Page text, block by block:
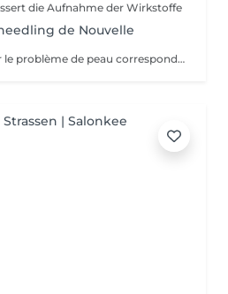
die Aufnahme der Wirkstoffe
de Nouvelle
Traitement intensif axé sur le problème de peau correspondant. Domaines d'application : Rides/anti-âge, peau très sèche ou très grasse, cicatrices (d'acné), troubles de la pigmentation, etc. Il est recommandé d'effectuer au moins 4 traitements à 2-3 semaines d'intervalle pour obtenir de très bons résultats. Le Post-Needling kit est indispensable pour obtenir les meilleurs résultats. Veuillez réserver le traitement de découverte si vous êtes un nouveau client. Ceci est nécessaire pour exclure toute contre-indication et pour établir avec vous un plan de traitement adapté. Déroulement : Nettoyage, gommage, needling avec des substances actives de haute qualité adaptées au problème de peau, masque rafraîchissant, creme de soin, conseil.